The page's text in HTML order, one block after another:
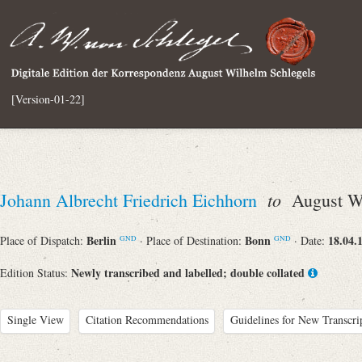
[Version-01-22]
Johann Albrecht Friedrich Eichhorn to August
Place of Dispatch: Berlin GND · Place of Destination: Bonn GND · Date:
Edition Status: Newly transcribed and labelled; double collated
Single View Citation Recommendations Guidelines for New